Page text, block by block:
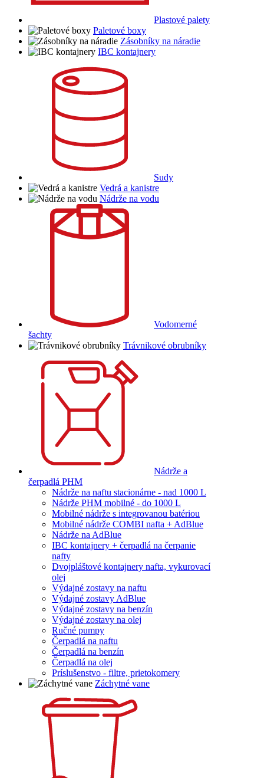
Plastové palety
Paletové boxy
Zásobníky na náradie
IBC kontajnery
Sudy
Vedrá a kanistre
Nádrže na vodu
Vodomerné
šachty
Trávnikové obrubníky
Nádrže a
čerpadlá PHM
Nádrže na naftu stacionárne - nad 1000 L
Nádrže PHM mobilné - do 1000 L
Mobilné nádrže s integrovanou batériou
Mobilné nádrže COMBI nafta + AdBlue
Nádrže na AdBlue
IBC kontajnery + čerpadlá na čerpanie
nafty
Dvojpláštové kontajnery nafta, vykurovací
olej
Výdajné zostavy na naftu
Výdajné zostavy AdBlue
Výdajné zostavy na benzín
Výdajné zostavy na olej
Ručné pumpy
Čerpadlá na naftu
Čerpadlá na benzín
Čerpadlá na olej
Príslušenstvo - filtre, prietokomery
Záchytné vane